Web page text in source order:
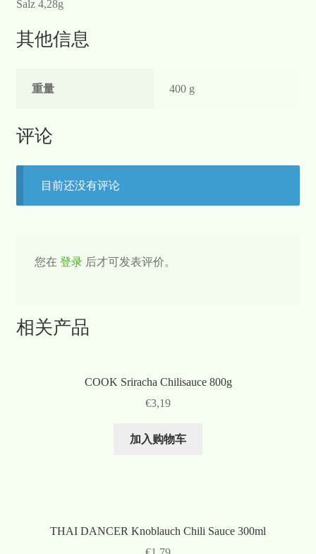
Salz 4,28g
其他信息
重量 400 g
评论
目前还没有评论
您在 登录后才可发表评价。
相关产品
COOK Sriracha Chilisauce 800g
€3,19
加入购物车
THAI DANCER Knoblauch Chili Sauce 300ml